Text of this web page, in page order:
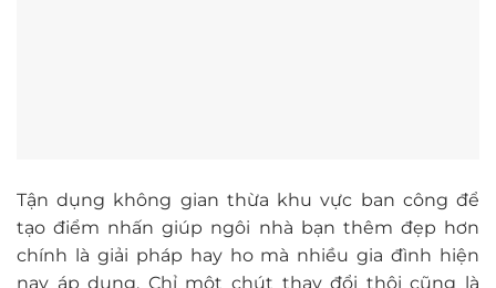
Tận dụng không gian thừa khu vực ban công để
tạo điểm nhấn giúp ngôi nhà bạn thêm đẹp hơn
chính là giải pháp hay ho mà nhiều gia đình hiện
nay áp dụng. Chỉ một chút thay đổi thôi cũng là